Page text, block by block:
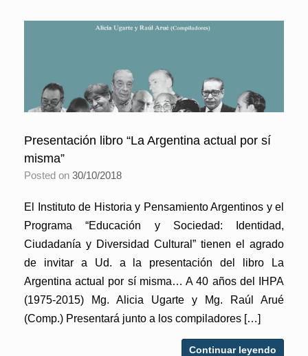
Presentación libro “La Argentina actual por sí
misma”
Posted on 30/10/2018
El Instituto de Historia y Pensamiento Argentinos y el
Programa “Educación y Sociedad: Identidad,
Ciudadanía y Diversidad Cultural” tienen el agrado
de invitar a Ud. a la presentación del libro La
Argentina actual por sí misma… A 40 años del IHPA
(1975-2015) Mg. Alicia Ugarte y Mg. Raúl Arué
(Comp.) Presentará junto a los compiladores […]
Continuar leyendo